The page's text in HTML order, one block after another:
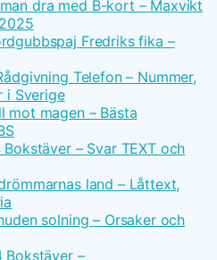
dra med B-kort – Maxvikt
Fredriks fika –
Telefon – Nummer,
i Sverige
mot magen – Bästa
– Svar TEXT och
land – Låttext,
solning – Orsaker och
Bokstäver –